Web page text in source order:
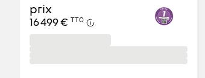
prix
16 499 € TTC